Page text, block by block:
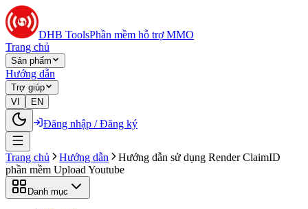
DHB ToolsPhần mềm hỗ trợ MMO
Trang chủ
Sản phẩm
Hướng dẫn
Trợ giúp
VI
EN
Đăng nhập / Đăng ký
Trang chủ Hướng dẫn
Hướng dẫn sử dụng Render ClaimID
phần mềm Upload Youtube
Danh mục